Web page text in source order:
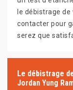
le débistrage
contacter pour
serez que
Le débistrage
Jordan Yung